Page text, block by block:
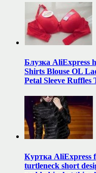
Блузка AliExpress
Shirts Blouse OL
Petal Sleeve Ruffles
Куртка AliExpress
turtleneck short